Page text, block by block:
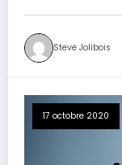
Steve Jolibois
17 octobre 2020